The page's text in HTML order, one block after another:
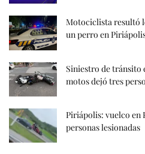
Motociclista resultó
un perro en
Siniestro de tránsito
motos dejó tres
Piriápolis: vuelco en
personas lesionadas